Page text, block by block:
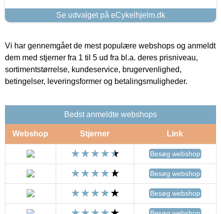
Se udvalget på eCykelhjelm.dk
Vi har gennemgået de mest populære webshops og anmeldt
dem med stjerner fra 1 til 5 ud fra bl.a. deres prisniveau,
sortimentstørrelse, kundeservice, brugervenlighed,
betingelser, leveringsformer og betalingsmuligheder.
Bedst anmeldte webshops
Webshop Stjerner Link
Besøg webshop
Besøg webshop
Besøg webshop